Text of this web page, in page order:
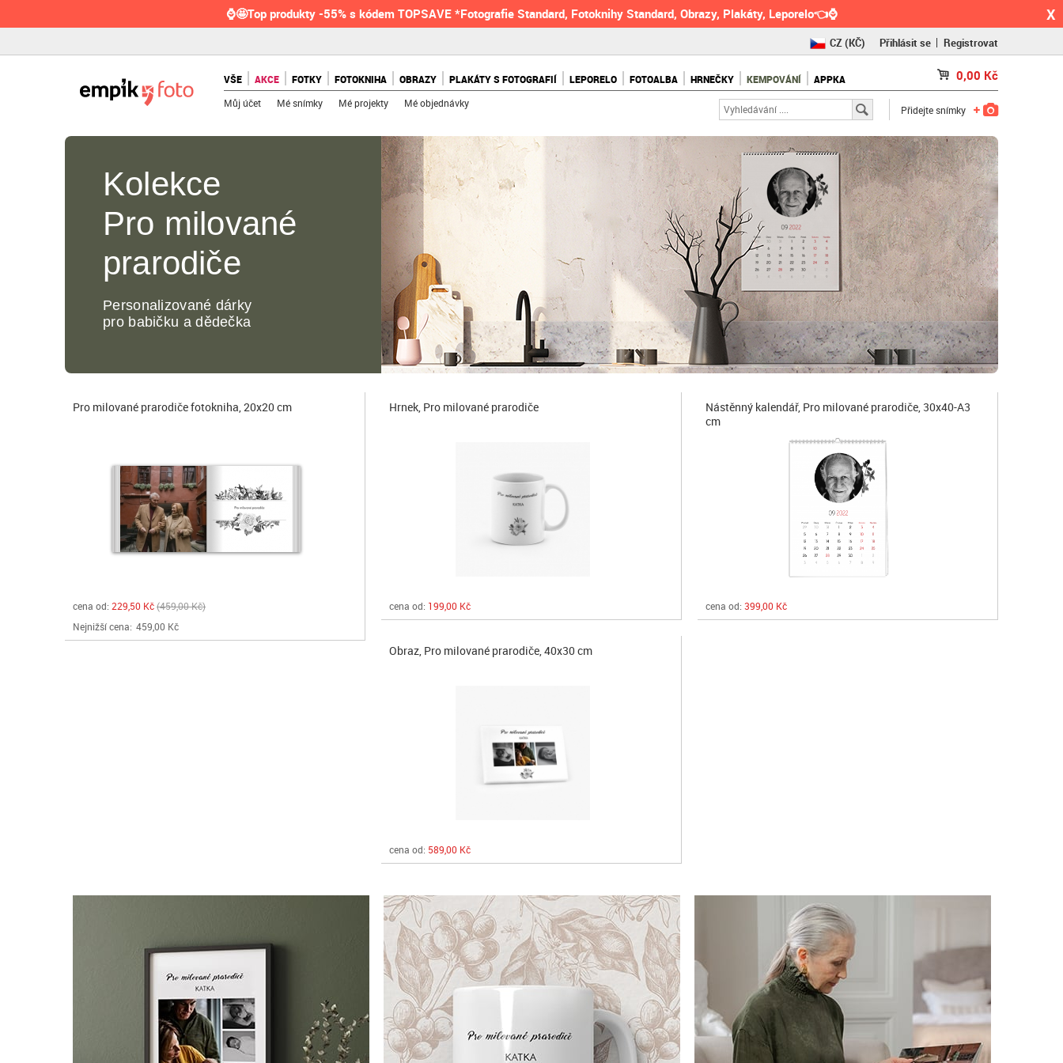
⌚🤩Top produkty -55% s kódem TOPSAVE *Fotografie Standard, Fotoknihy Standard, Obrazy, Plakáty, Leporelo👈⌚ X
CZ(KČ)
RO(RON)
Přihlásit se Registrovat
VŠE AKCE FOTKY FOTOKNIHA OBRAZY PLAKÁTY S FOTOGRAFIÍ LEPORELO FOTOALBA HRNEČKY KEMPOVÁNÍ APPKA 0,00 Kč
Můj účet Mé snímky Mé projekty Mé objednávky
Přidejte snímky
Kolekce
Pro milované
prarodiče
Personalizované dárky
pro babičku a dědečka
Pro milované prarodiče fotokniha, 20x20 cm
cena od: 229,50 Kč 459,00 Kč
Nejnižší cena: 459,00 Kč
Hrnek, Pro milované prarodiče
cena od: 199,00 Kč
Nástěnný kalendář, Pro milované prarodiče, 30x40-A3
cm
cena od: 399,00 Kč
Obraz, Pro milované prarodiče, 40x30 cm
cena od: 589,00 Kč